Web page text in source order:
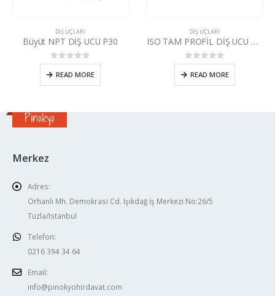
DIŞ UÇLARI
Büyüt NPT DİŞ UCU P30
05 üzerinden
READ MORE
DIŞ UÇLARI
ISO TAM PROFİL DİŞ UCU P30
05 üzerinden
READ MORE
Pinokyo
Merkez
Adres:
Orhanlı Mh. Demokrasi Cd. Işıkdağ İş Merkezi No:26/5
Tuzla/Istanbul
Telefon:
0216 394 34 64
Email:
info@pinokyohirdavat.com